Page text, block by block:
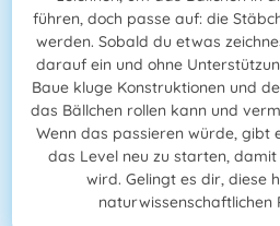
führen, doch passe auf: die
werden. Sobald du etwas
darauf ein und ohne
Baue kluge Konstruktionen und
das Bällchen rollen kann und
Wenn das passieren würde, gibt
das Level neu zu starten,
wird. Gelingt es dir, diese
naturwissenschaftlichen